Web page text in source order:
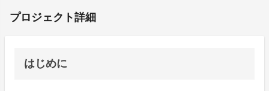
プロジェクト詳細
はじめに